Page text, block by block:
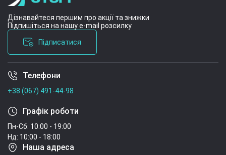
Дізнавайтеся першим про акції та знижки
Підпишіться на нашу e-mail розсилку
Підписатися
Умови угоди
Телефони
+38 (067) 491-44-98
Графік роботи
Пн-Сб: 10:00 - 19:00
Нд: 10:00 - 18:00
Наша адреса